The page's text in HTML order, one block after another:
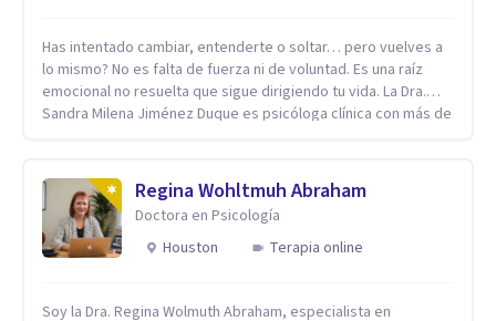
Has intentado cambiar, entenderte o soltar… pero vuelves a
lo mismo? No es falta de fuerza ni de voluntad. Es una raíz
emocional no resuelta que sigue dirigiendo tu vida. La Dra.
Sandra Milena Jiménez Duque es psicóloga clínica con más de
ansiedad, la baja autoestima, la dependencia emocional y los
conflictos de pareja. Ha trabajado con pacientes en
diferentes países, acompañando procesos complejos. Su
enfoque terapéutico se diferencia por una premisa clara: no
sistema emocional, reprocesamiento de heridas de la
Regina Wohltmuh Abraham
Doctora en Psicología
Houston
Terapia online
Soy la Dra. Regina Wolmuth Abraham, especialista en